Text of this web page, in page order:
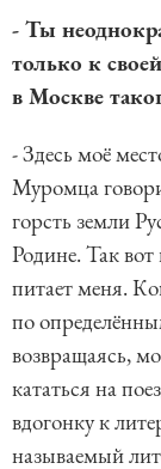
- Ты
только к
в Москве
- Здесь моё
Муромца
горсть земли
Родине. Так
питает меня.
по
возвращаясь,
кататься на
вдогонку к
называемый